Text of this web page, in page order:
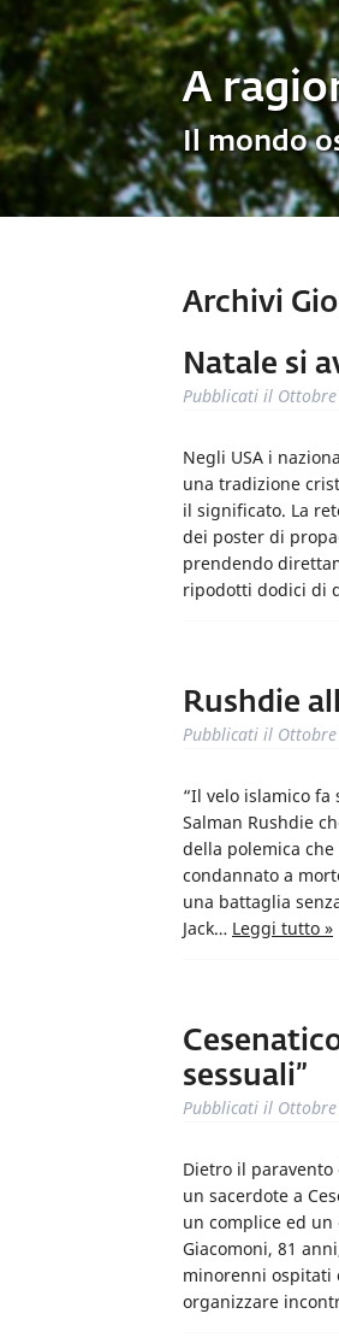
A
Il mondo
Archivi
Natale si
Pubblicati il
Negli USA i
una tradizione
il significato. La
dei poster di
prendendo
ripodotti dodici di
Rushdie
Pubblicati il
“Il velo islamico
Salman Rushdie
della polemica
condannato a
una battaglia
Jack… Leggi tutto »
sessuali”
Pubblicati il
Dietro il paravento
un sacerdote a
un complice ed
Giacomoni, 81
minorenni ospitati
organizzare